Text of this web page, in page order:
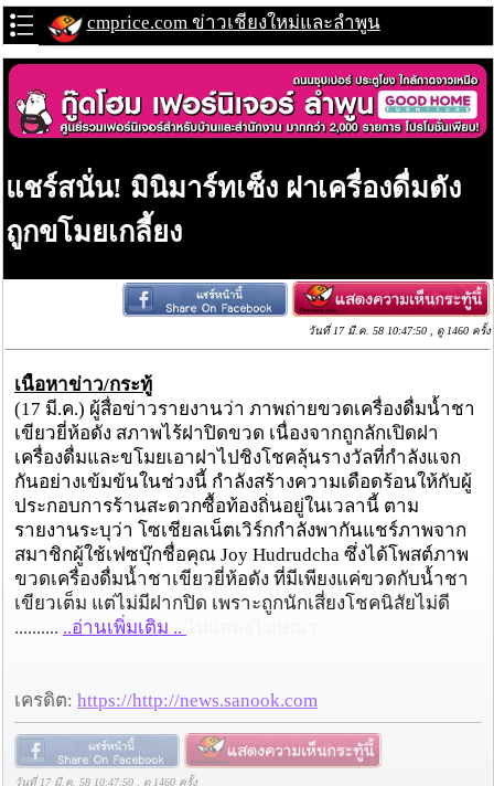
cmprice.com ข่าวเชียงใหม่และลำพูน
แชร์สนั่น! มินิมาร์ทเซ็ง ฝาเครื่องดื่มดัง
ถูกขโมยเกลี้ยง
วันที่ 17 มี.ค. 58 10:47:50 , ดู 1460 ครั้ง
เนื้อหาข่าว/กระทู้
(17 มี.ค.) ผู้สื่อข่าวรายงานว่า ภาพถ่ายขวดเครื่องดื่มน้ำชา
เขียวยี่ห้อดัง สภาพไร้ฝาปิดขวด เนื่องจากถูกลักเปิดฝา
เครื่องดื่มและขโมยเอาฝาไปชิงโชคลุ้นรางวัลที่กำลังแจก
กันอย่างเข้มข้นในช่วงนี้ กำลังสร้างความเดือดร้อนให้กับผู้
ประกอบการร้านสะดวกซื้อท้องถิ่นอยู่ในเวลานี้ ตาม
รายงานระบุว่า โซเชียลเน็ตเวิร์กกำลังพากันแชร์ภาพจาก
สมาชิกผู้ใช้เฟซบุ๊กชื่อคุณ Joy Hudrudcha ซึ่งได้โพสต์ภาพ
ขวดเครื่องดื่มน้ำชาเขียวยี่ห้อดัง ที่มีเพียงแค่ขวดกับน้ำชา
เขียวเต็ม แต่ไม่มีฝากปิด เพราะถูกนักเสี่ยงโชคนิสัยไม่ดี
.......... ..อ่านเพิ่มเติม ..
เครดิต: https://http://news.sanook.com
วันที่ 17 มี.ค. 58 10:47:50 , ดู 1460 ครั้ง